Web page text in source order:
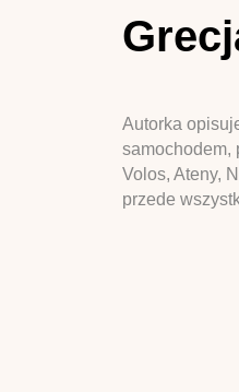
Autorka
samochodem,
Volos, Ateny,
przede